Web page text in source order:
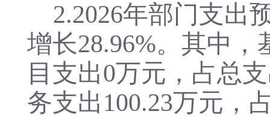
2.2026年部门支出
增长28.96%。其中，
目支出0万元，占总
务支出100.23万元，